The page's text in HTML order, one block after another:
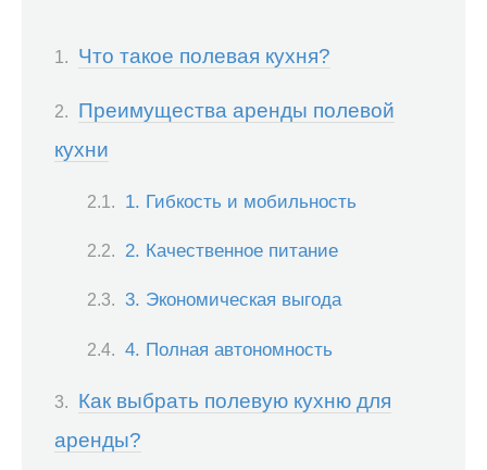
Что такое полевая кухня?
Преимущества аренды полевой
кухни
1. Гибкость и мобильность
2. Качественное питание
3. Экономическая выгода
4. Полная автономность
Как выбрать полевую кухню для
аренды?